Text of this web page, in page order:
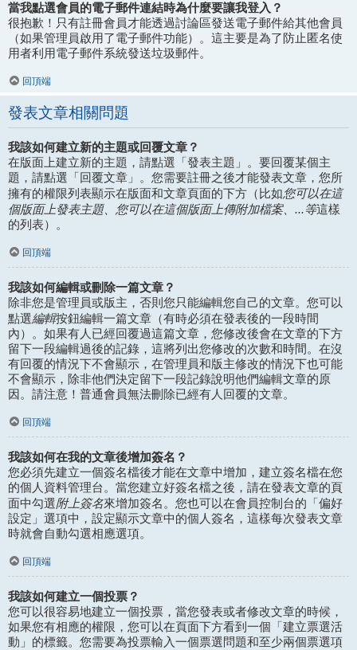
當我點選會員的電子郵件連結時為什麼要讓我登入？
很抱歉！只有註冊會員才能透過討論區發送電子郵件給其他會員
（如果管理員啟用了電子郵件功能）。這主要是為了防止匿名使
用者利用電子郵件系統發送垃圾郵件。
回頂端
發表文章相關問題
我該如何建立新的主題或回覆文章？
在版面上建立新的主題，請點選「發表主題」。要回覆某個主
題，請點選「回覆文章」。您需要註冊之後才能發表文章，您所
擁有的權限列表顯示在版面和文章頁面的下方（比如您可以在這
個版面上發表主題、您可以在這個版面上傳附加檔案、...等這樣
的列表）。
回頂端
我該如何編輯或刪除一篇文章？
除非您是管理員或版主，否則您只能編輯您自己的文章。您可以
點選編輯按鈕編輯一篇文章（有時必須在發表後的一段時間
內）。如果有人已經回覆過這篇文章，您修改後會在文章的下方
留下一段編輯過後的記錄，這將列出您修改的次數和時間。在沒
有回覆的情況下不會顯示，在管理員和版主修改的情況下也可能
不會顯示，除非他們決定留下一段記錄說明他們編輯文章的原
因。請注意！普通會員無法刪除已經有人回覆的文章。
回頂端
我該如何在我的文章後增加簽名？
您必須先建立一個簽名檔後才能在文章中增加，建立簽名檔在您
的個人資料管理台。當您建立好簽名檔之後，請在發表文章的頁
面中勾選附上簽名來增加簽名。您也可以在會員控制台的「偏好
設定」選項中，設定顯示文章中的個人簽名，這樣每次發表文章
時就會自動勾選相應選項。
回頂端
我該如何建立一個投票？
您可以很容易地建立一個投票，當您發表或者修改文章的時候，
如果您有相應的權限，您可以在頁面下方看到一個「建立票選活
動」的標籤。您需要為投票輸入一個票選問題和至少兩個票選項